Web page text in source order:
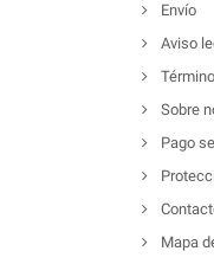
Envío
Aviso
Sobre
Pago
Mapa